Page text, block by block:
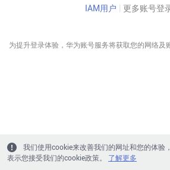
IAM用户 | 更多账号登
为提升登录体验，华为账号服务将获取您的网络及
我们使用cookie来改善我们的网址和您的体验
表示您接受我们的cookie政策。
了解更多